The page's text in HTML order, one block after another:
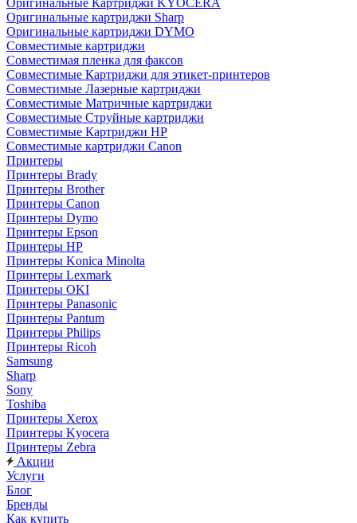
Оригинальные Картриджи KYOCERA
Оригинальные картриджи Sharp
Оригинальные картриджи DYMO
Совместимые картриджи
Совместимая пленка для факсов
Совместимые Картриджи для этикет-принтеров
Совместимые Лазерные картриджи
Совместимые Матричные картриджи
Совместимые Струйные картриджи
Совместимые Картриджи HP
Совместимые картриджи Canon
Принтеры
Принтеры Brady
Принтеры Brother
Принтеры Canon
Принтеры Dymo
Принтеры Epson
Принтеры HP
Принтеры Konica Minolta
Принтеры Lexmark
Принтеры OKI
Принтеры Panasonic
Принтеры Pantum
Принтеры Philips
Принтеры Ricoh
Samsung
Sharp
Sony
Toshiba
Принтеры Xerox
Принтеры Kyocera
Принтеры Zebra
Акции
Услуги
Блог
Бренды
Как купить